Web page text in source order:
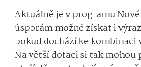
Aktuálně je v programu
úsporám možné získat i
pokud dochází ke kombinaci
Na větší dotaci si tak